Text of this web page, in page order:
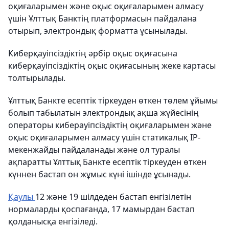
оқиғаларымен және оқыс оқиғаларымен алмасу
үшін Ұлттық Банктің платформасын пайдалана
отырып, электрондық форматта ұсынылады.
Киберқауіпсіздіктің әрбір оқыс оқиғасына
киберқауіпсіздіктің оқыс оқиғасының жеке картасы
толтырылады.
Ұлттық Банкте есептік тіркеуден өткен төлем ұйымы
болып табылатын электрондық ақша жүйесінің
операторы киберауіпсіздіктің оқиғаларымен және
оқыс оқиғаларымен алмасу үшін статикалық IP-
мекенжайды пайдаланады және ол туралы
ақпаратты Ұлттық Банкте есептік тіркеуден өткен
күннен бастап он жұмыс күні ішінде ұсынады.
Қаулы 12 және 19 шілдеден бастап енгізілетін
нормаларды қоспағанда, 17 мамырдан бастап
қолданысқа енгізіледі.